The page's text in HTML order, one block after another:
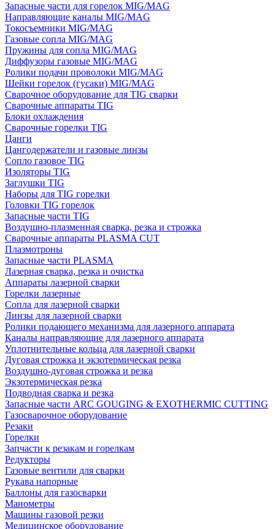
Запасные части для горелок MIG/MAG
Направляющие каналы MIG/MAG
Токосъемники MIG/MAG
Газовые сопла MIG/MAG
Пружины для сопла MIG/MAG
Диффузоры газовые MIG/MAG
Ролики подачи проволоки MIG/MAG
Шейки горелок (гусаки) MIG/MAG
Сварочное оборудование для TIG сварки
Сварочные аппараты TIG
Блоки охлаждения
Сварочные горелки TIG
Цанги
Цангодержатели и газовые линзы
Сопло газовое TIG
Изоляторы TIG
Заглушки TIG
Наборы для TIG горелки
Головки TIG горелок
Запасные части TIG
Воздушно-плазменная сварка, резка и строжка
Сварочные аппараты PLASMA CUT
Плазмотроны
Запасные части PLASMA
Лазерная сварка, резка и очистка
Аппараты лазерной сварки
Горелки лазерные
Сопла для лазерной сварки
Линзы для лазерной сварки
Ролики подающего механизма для лазерного аппарата
Каналы направляющие для лазерного аппарата
Уплотнительные кольца для лазерной сварки
Дуговая строжка и экзотермическая резка
Воздушно-дуговая строжка и резка
Экзотермическая резка
Подводная сварка и резка
Запасные части ARC GOUGING & EXOTHERMIC CUTTING
Газосварочное оборудование
Резаки
Горелки
Запчасти к резакам и горелкам
Редукторы
Газовые вентили для сварки
Рукава напорные
Баллоны для газосварки
Манометры
Машины газовой резки
Медицинское оборудование